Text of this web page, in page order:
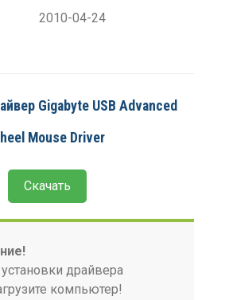
2010-04-24
Gigabyte USB Advanced
Mouse Driver
Скачать
драйвера
компьютер!